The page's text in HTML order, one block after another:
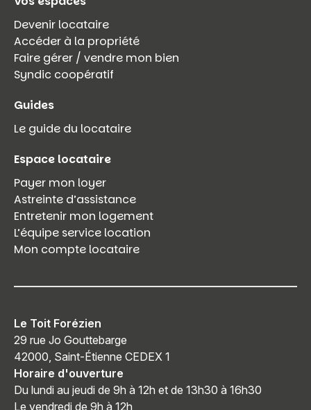
Devenir locataire
Accéder à la propriété
Faire gérer / vendre mon bien
Syndic coopératif
Guides
Le guide du locataire
Espace locataire
Payer mon loyer
Astreinte d’assistance
Entretenir mon logement
L’équipe service location
Mon compte locataire
Le Toit Forézien
29 rue Jo Gouttebarge
42000, Saint-Étienne CEDEX 1
Horaire d'ouverture
Du lundi au jeudi de 9h à 12h et de 13h30 à 16h30
Le vendredi de 9h à 12h